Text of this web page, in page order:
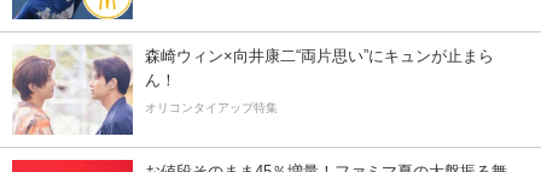
森崎ウィン×向井康二“両片思い”にキュンが止まら
ん！
オリコンタイアップ特集